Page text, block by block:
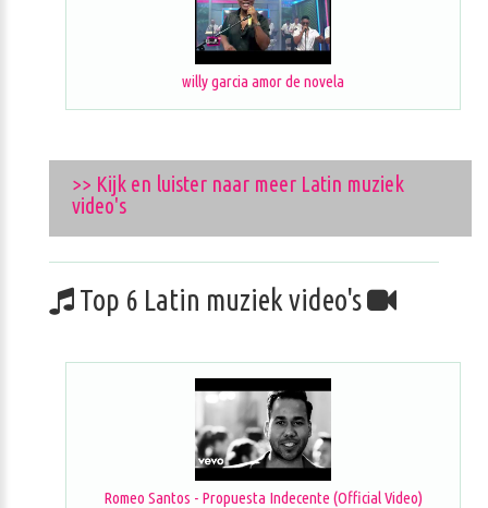
willy garcia amor de novela
>> Kijk en luister naar meer Latin muziek
video's
Top 6 Latin muziek video's
Romeo Santos - Propuesta Indecente (Official Video)